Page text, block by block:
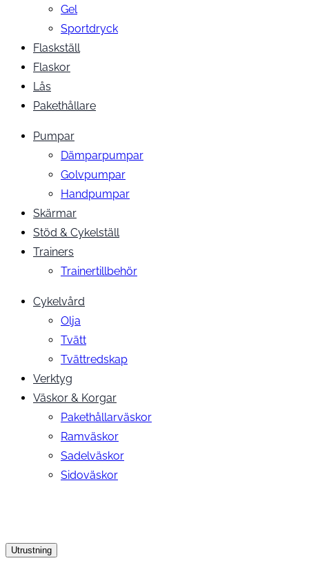
Gel
Sportdryck
Flaskställ
Flaskor
Lås
Pakethållare
Pumpar
Dämparpumpar
Golvpumpar
Handpumpar
Skärmar
Stöd & Cykelställ
Trainers
Trainertillbehör
Cykelvård
Olja
Tvätt
Tvättredskap
Verktyg
Väskor & Korgar
Pakethållarväskor
Ramväskor
Sadelväskor
Sidoväskor
Utrustning